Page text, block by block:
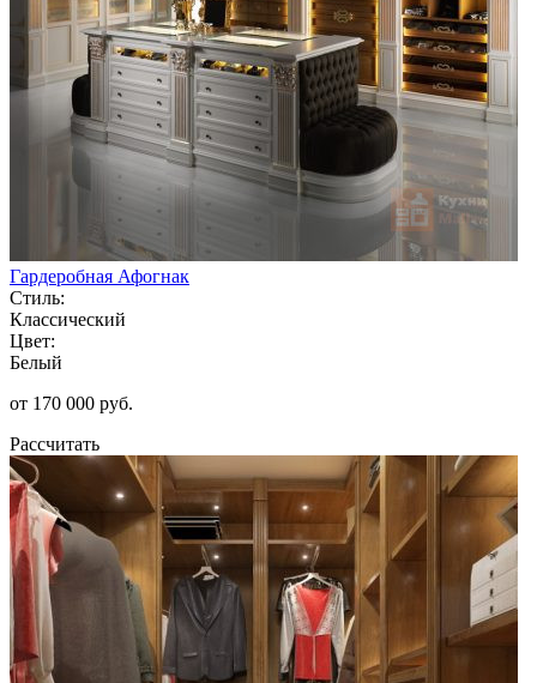
Гардеробная Афогнак
Стиль:
Классический
Цвет:
Белый
от 170 000 руб.
Рассчитать